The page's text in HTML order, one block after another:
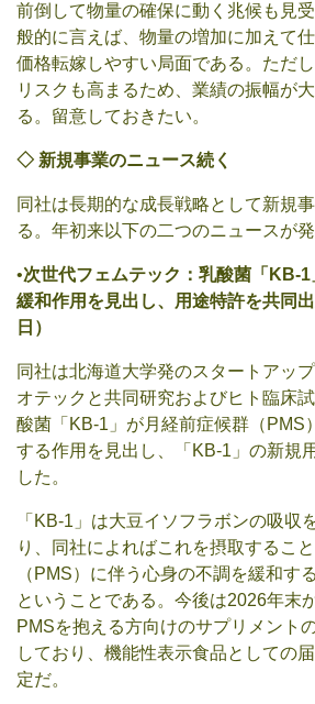
前倒して物量の確保に動く兆候も見
般的に言えば、物量の増加に加えて
価格転嫁しやすい局面である。ただ
リスクも高まるため、業績の振幅が
る。留意しておきたい。
◇ 新規事業のニュース続く
同社は長期的な成長戦略として新規
る。年初来以下の二つのニュースが発
•次世代フェムテック：乳酸菌「KB-
緩和作用を見出し、用途特許を共同
日）
同社は北海道大学発のスタートアッ
オテックと共同研究およびヒト臨床
酸菌「KB-1」が月経前症候群（PMS
する作用を見出し、「KB-1」の新規
した。
「KB-1」は大豆イソフラボンの吸収
り、同社によればこれを摂取するこ
（PMS）に伴う心身の不調を緩和す
ということである。今後は2026年末
PMSを抱える方向けのサプリメント
しており、機能性表示食品としての
定だ。